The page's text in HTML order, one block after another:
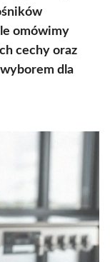
omówimy
cechy oraz
dla